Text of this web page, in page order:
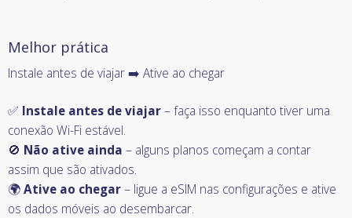
Melhor prática
Instale antes de viajar ➡️ Ative ao chegar
✅ Instale antes de viajar– faça isso enquanto tiver uma
conexão Wi-Fi estável.
🚫 Não ative ainda – alguns planos começam a contar
assim que são ativados.
🌍Ative ao chegar– ligue a eSIM nas configurações e ative
os dados móveis ao desembarcar.